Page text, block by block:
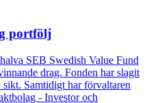
portfölj
SEB Swedish Value Fund
drag. Fonden har slagit
Samtidigt har förvaltaren
- Investor och